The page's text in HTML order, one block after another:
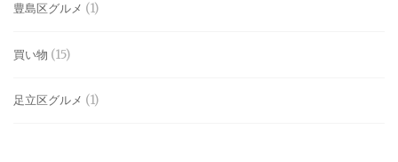
豊島区グルメ (1)
買い物 (15)
足立区グルメ (1)